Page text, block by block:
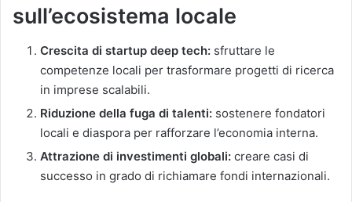
sull’ecosistema locale
Crescita di startup deep tech: sfruttare le
competenze locali per trasformare progetti di ricerca
in imprese scalabili.
Riduzione della fuga di talenti: sostenere fondatori
locali e diaspora per rafforzare l’economia interna.
Attrazione di investimenti globali: creare casi di
successo in grado di richiamare fondi internazionali.